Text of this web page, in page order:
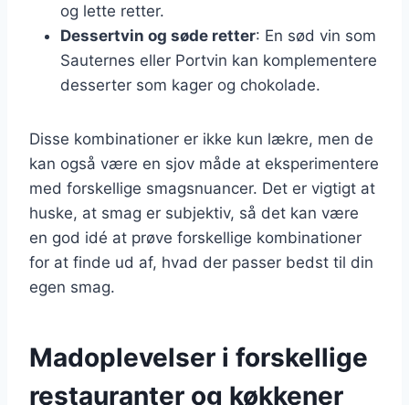
og lette retter.
Dessertvin og søde retter: En sød vin som
Sauternes eller Portvin kan komplementere
desserter som kager og chokolade.
Disse kombinationer er ikke kun lækre, men de
kan også være en sjov måde at eksperimentere
med forskellige smagsnuancer. Det er vigtigt at
huske, at smag er subjektiv, så det kan være
en god idé at prøve forskellige kombinationer
for at finde ud af, hvad der passer bedst til din
egen smag.
Madoplevelser i forskellige
restauranter og køkkener